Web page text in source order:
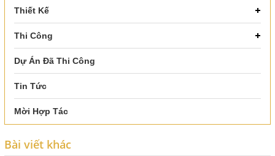
Thiết Kế
Thi Công
Dự Án Đã Thi Công
Tin Tức
Mời Hợp Tác
Bài viết khác